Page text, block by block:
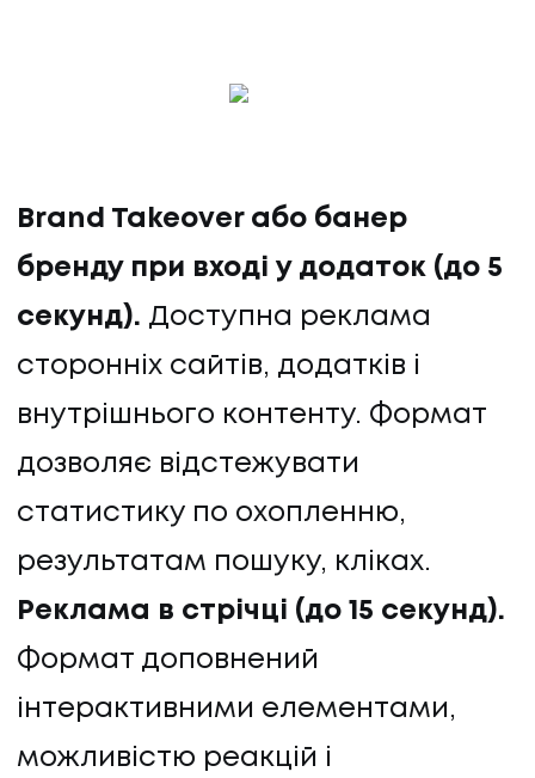
Brand Takeover або банер
бренду при вході у додаток (до 5
секунд). Доступна реклама
сторонніх сайтів, додатків і
внутрішнього контенту. Формат
дозволяє відстежувати
статистику по охопленню,
результатам пошуку, кліках.
Реклама в стрічці (до 15 секунд).
Формат доповнений
інтерактивними елементами,
можливістю реакцій і